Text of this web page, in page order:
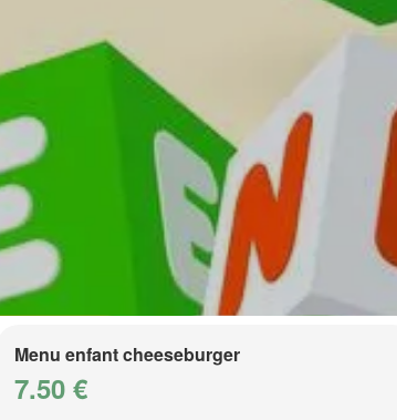
Menu enfant cheeseburger
7.50 €